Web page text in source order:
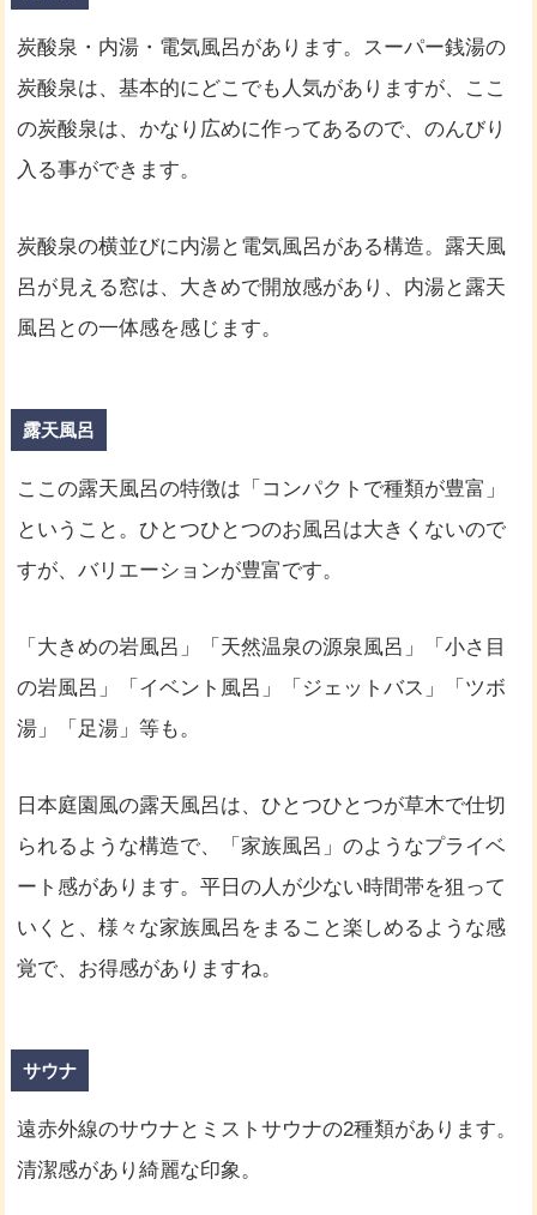
炭酸泉・内湯・電気風呂があります。スーパー銭湯の
炭酸泉は、基本的にどこでも人気がありますが、ここ
の炭酸泉は、かなり広めに作ってあるので、のんびり
入る事ができます。
炭酸泉の横並びに内湯と電気風呂がある構造。露天風
呂が見える窓は、大きめで開放感があり、内湯と露天
風呂との一体感を感じます。
露天風呂
ここの露天風呂の特徴は「コンパクトで種類が豊富」
ということ。ひとつひとつのお風呂は大きくないので
すが、バリエーションが豊富です。
「大きめの岩風呂」「天然温泉の源泉風呂」「小さ目
の岩風呂」「イベント風呂」「ジェットバス」「ツボ
湯」「足湯」等も。
日本庭園風の露天風呂は、ひとつひとつが草木で仕切
られるような構造で、「家族風呂」のようなプライベ
ート感があります。平日の人が少ない時間帯を狙って
いくと、様々な家族風呂をまること楽しめるような感
覚で、お得感がありますね。
サウナ
遠赤外線のサウナとミストサウナの2種類があります。
清潔感があり綺麗な印象。